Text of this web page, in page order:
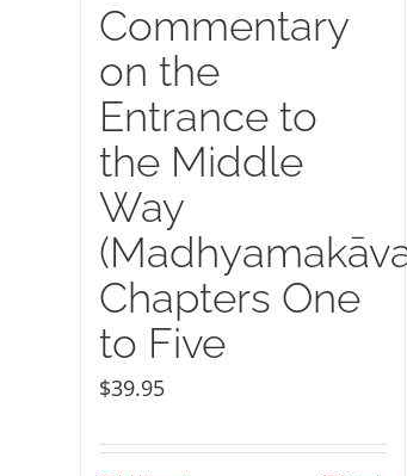
Commentary
on the
Entrance to
the Middle
Way
Chapters One
to Five
$39.95